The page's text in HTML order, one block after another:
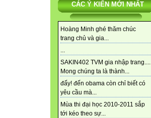
CÁC Ý KIẾN MỚI NHẤT
Hoàng Minh ghé thăm chúc
trang chủ và gia...
...
SAKIN402 TVM gia nhập trang....
Mong chúng ta là thành...
đấy! đến obama còn chỉ biết có
yêu cầu mà...
Mùa thi đại học 2010-2011 sắp
tới kéo theo sự...